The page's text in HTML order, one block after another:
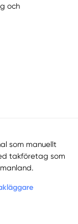
och
som manuellt
takföretag som